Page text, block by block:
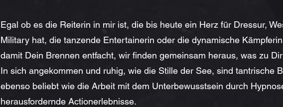
Egal ob es die Reiterin in mir ist, die bis heute ein Herz für Dressur,
Military hat, die tanzende Entertainerin oder die dynamische
damit Dein Brennen entfacht, wir finden gemeinsam heraus, was zu
In sich angekommen und ruhig, wie die Stille der See, sind tantrische
ebenso beliebt wie die Arbeit mit dem Unterbewusstsein durch
herausfordernde Actionerlebnisse.